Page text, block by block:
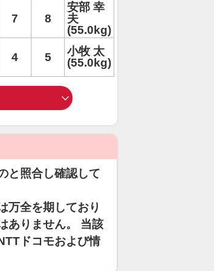
7 8
安部 幸
夫
(55.0kg)
4 5
小牧 太
(55.0kg)
と照合し確認して
万全を期しており
ありません。 当該
ドコモおよび情